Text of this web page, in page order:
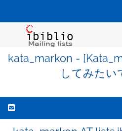
kata_markon -
してみたい